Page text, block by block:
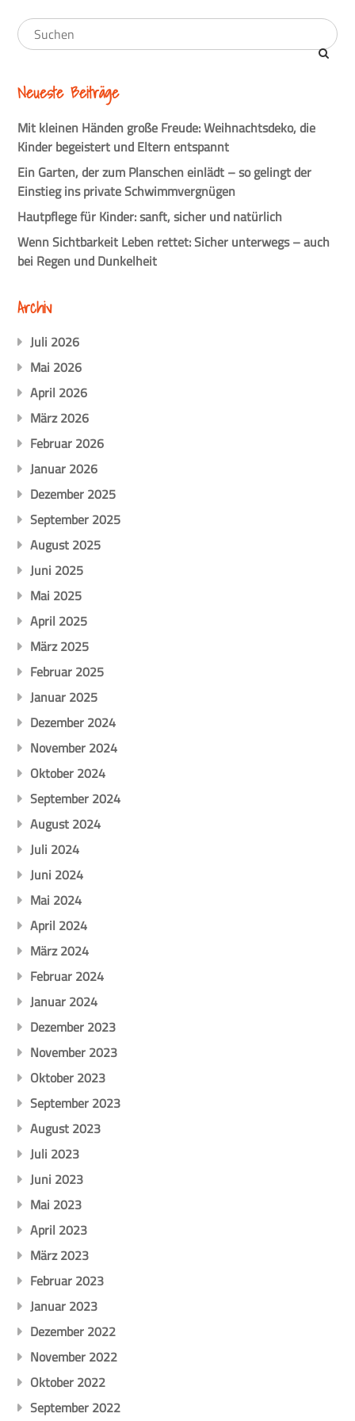
Neueste Beiträge
Mit kleinen Händen große Freude: Weihnachtsdeko, die
Kinder begeistert und Eltern entspannt
Ein Garten, der zum Planschen einlädt – so gelingt der
Einstieg ins private Schwimmvergnügen
Hautpflege für Kinder: sanft, sicher und natürlich
Wenn Sichtbarkeit Leben rettet: Sicher unterwegs – auch
bei Regen und Dunkelheit
Archiv
Juli 2026
Mai 2026
April 2026
März 2026
Februar 2026
Januar 2026
Dezember 2025
September 2025
August 2025
Juni 2025
Mai 2025
April 2025
März 2025
Februar 2025
Januar 2025
Dezember 2024
November 2024
Oktober 2024
September 2024
August 2024
Juli 2024
Juni 2024
Mai 2024
April 2024
März 2024
Februar 2024
Januar 2024
Dezember 2023
November 2023
Oktober 2023
September 2023
August 2023
Juli 2023
Juni 2023
Mai 2023
April 2023
März 2023
Februar 2023
Januar 2023
Dezember 2022
November 2022
Oktober 2022
September 2022